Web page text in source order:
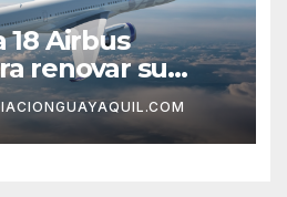
18 Airbus
renovar su
alcance